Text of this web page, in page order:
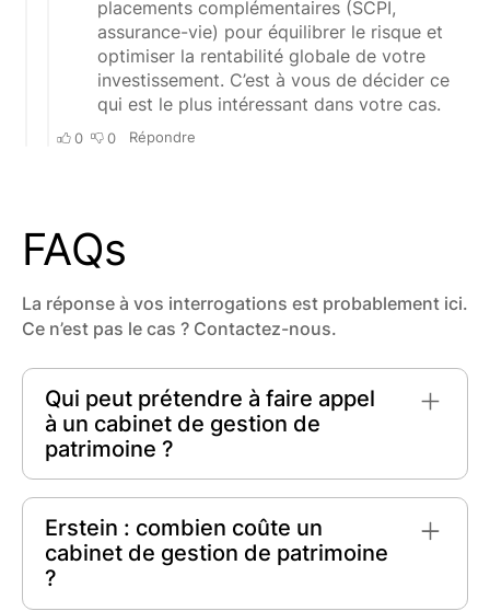
FAQs
La réponse à vos interrogations est probablement ici.
Ce n’est pas le cas ? Contactez-nous.
Qui peut prétendre à faire appel
à un cabinet de gestion de
patrimoine ?
à la retraite
, toute personne cherchant à
optimiser son patrimoine peut faire appel à un
cabinet de gestion de patrimoine. Ces experts
vous conseilleront pour maximiser vos
Erstein : combien coûte un
cabinet de gestion de patrimoine
?